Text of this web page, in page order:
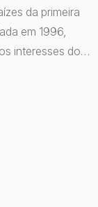
da primeira
em 1996,
interesses dos
Sete anos
com uma